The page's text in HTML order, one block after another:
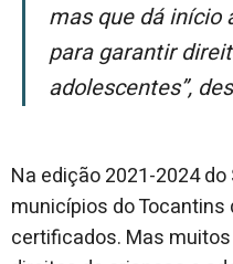
mas que dá início
para garantir
adolescentes”,
Na edição 2021-2024 do
municípios do
certificados. Mas